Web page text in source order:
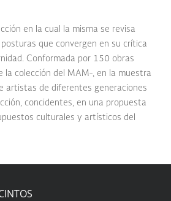
en la cual la misma se revisa
que convergen en su crítica
Conformada por 150 obras
la colección del MAM-, en la muestra
artistas de diferentes generaciones
concidentes, en una propuesta
culturales y artísticos del